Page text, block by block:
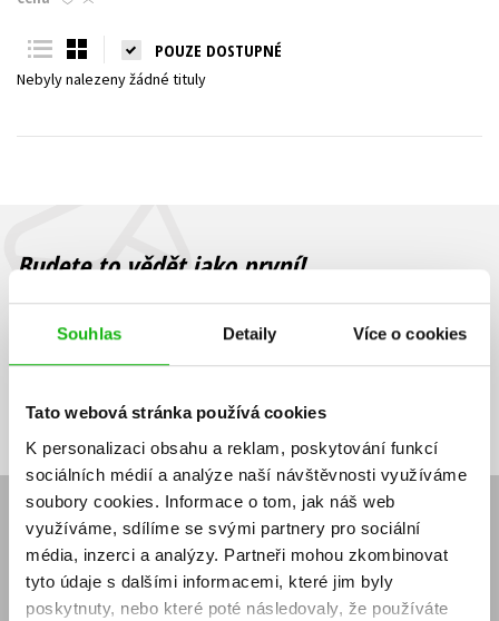
Souhlas Detaily Více o cookies
Tato webová stránka používá cookies
K personalizaci obsahu a reklam, poskytování funkcí
sociálních médií a analýze naší návštěvnosti využíváme
soubory cookies. Informace o tom, jak náš web
využíváme, sdílíme se svými partnery pro sociální
média, inzerci a analýzy. Partneři mohou zkombinovat
tyto údaje s dalšími informacemi, které jim byly
poskytnuty, nebo které poté následovaly, že používáte
Young adult (SK)
Všechny tituly
POUZE DOSTUPNÉ
Nebyly nalezeny žádné tituly
Budete to vědět jako první!
Zajímá Vás, jaký knižní hit právě vychází, na jaké zboží je výhodná
sleva, jaká běží soutěž o ceny? Přihlášením k odběru našich e-
souhlasíte se zpracováním osobních údajů
mailová
adresa
mailová
adresa
Vaše e-mailová adresa Přihlásit se
E-SHOP
Aktuality
Naši autoři
Obchodní podmínky
Knižní novinky
Dárkové poukazy
Affiliate program